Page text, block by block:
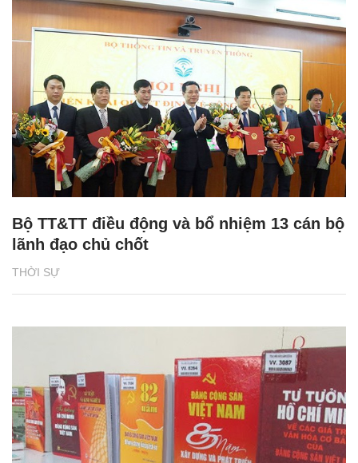
THỜI SỰ
Bộ TT&TT điều động và bổ nhiệm 13 cán bộ
lãnh đạo chủ chốt